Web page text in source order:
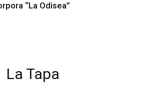
“La Odisea”
La Tapa